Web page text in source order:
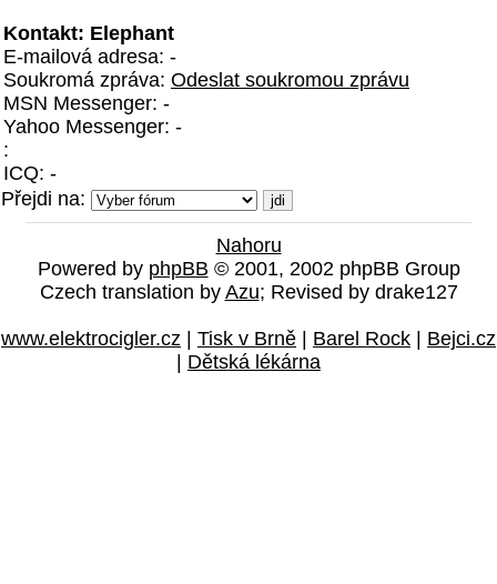
Kontakt: Elephant
E-mailová adresa: -
Soukromá zpráva: Odeslat soukromou zprávu
MSN Messenger: -
Yahoo Messenger: -
:
ICQ: -
Přejdi na:
Nahoru
Powered by phpBB © 2001, 2002 phpBB Group
Czech translation by Azu; Revised by drake127
www.elektrocigler.cz Tisk v Brně Barel Rock
Bejci.cz
Dětská lékárna